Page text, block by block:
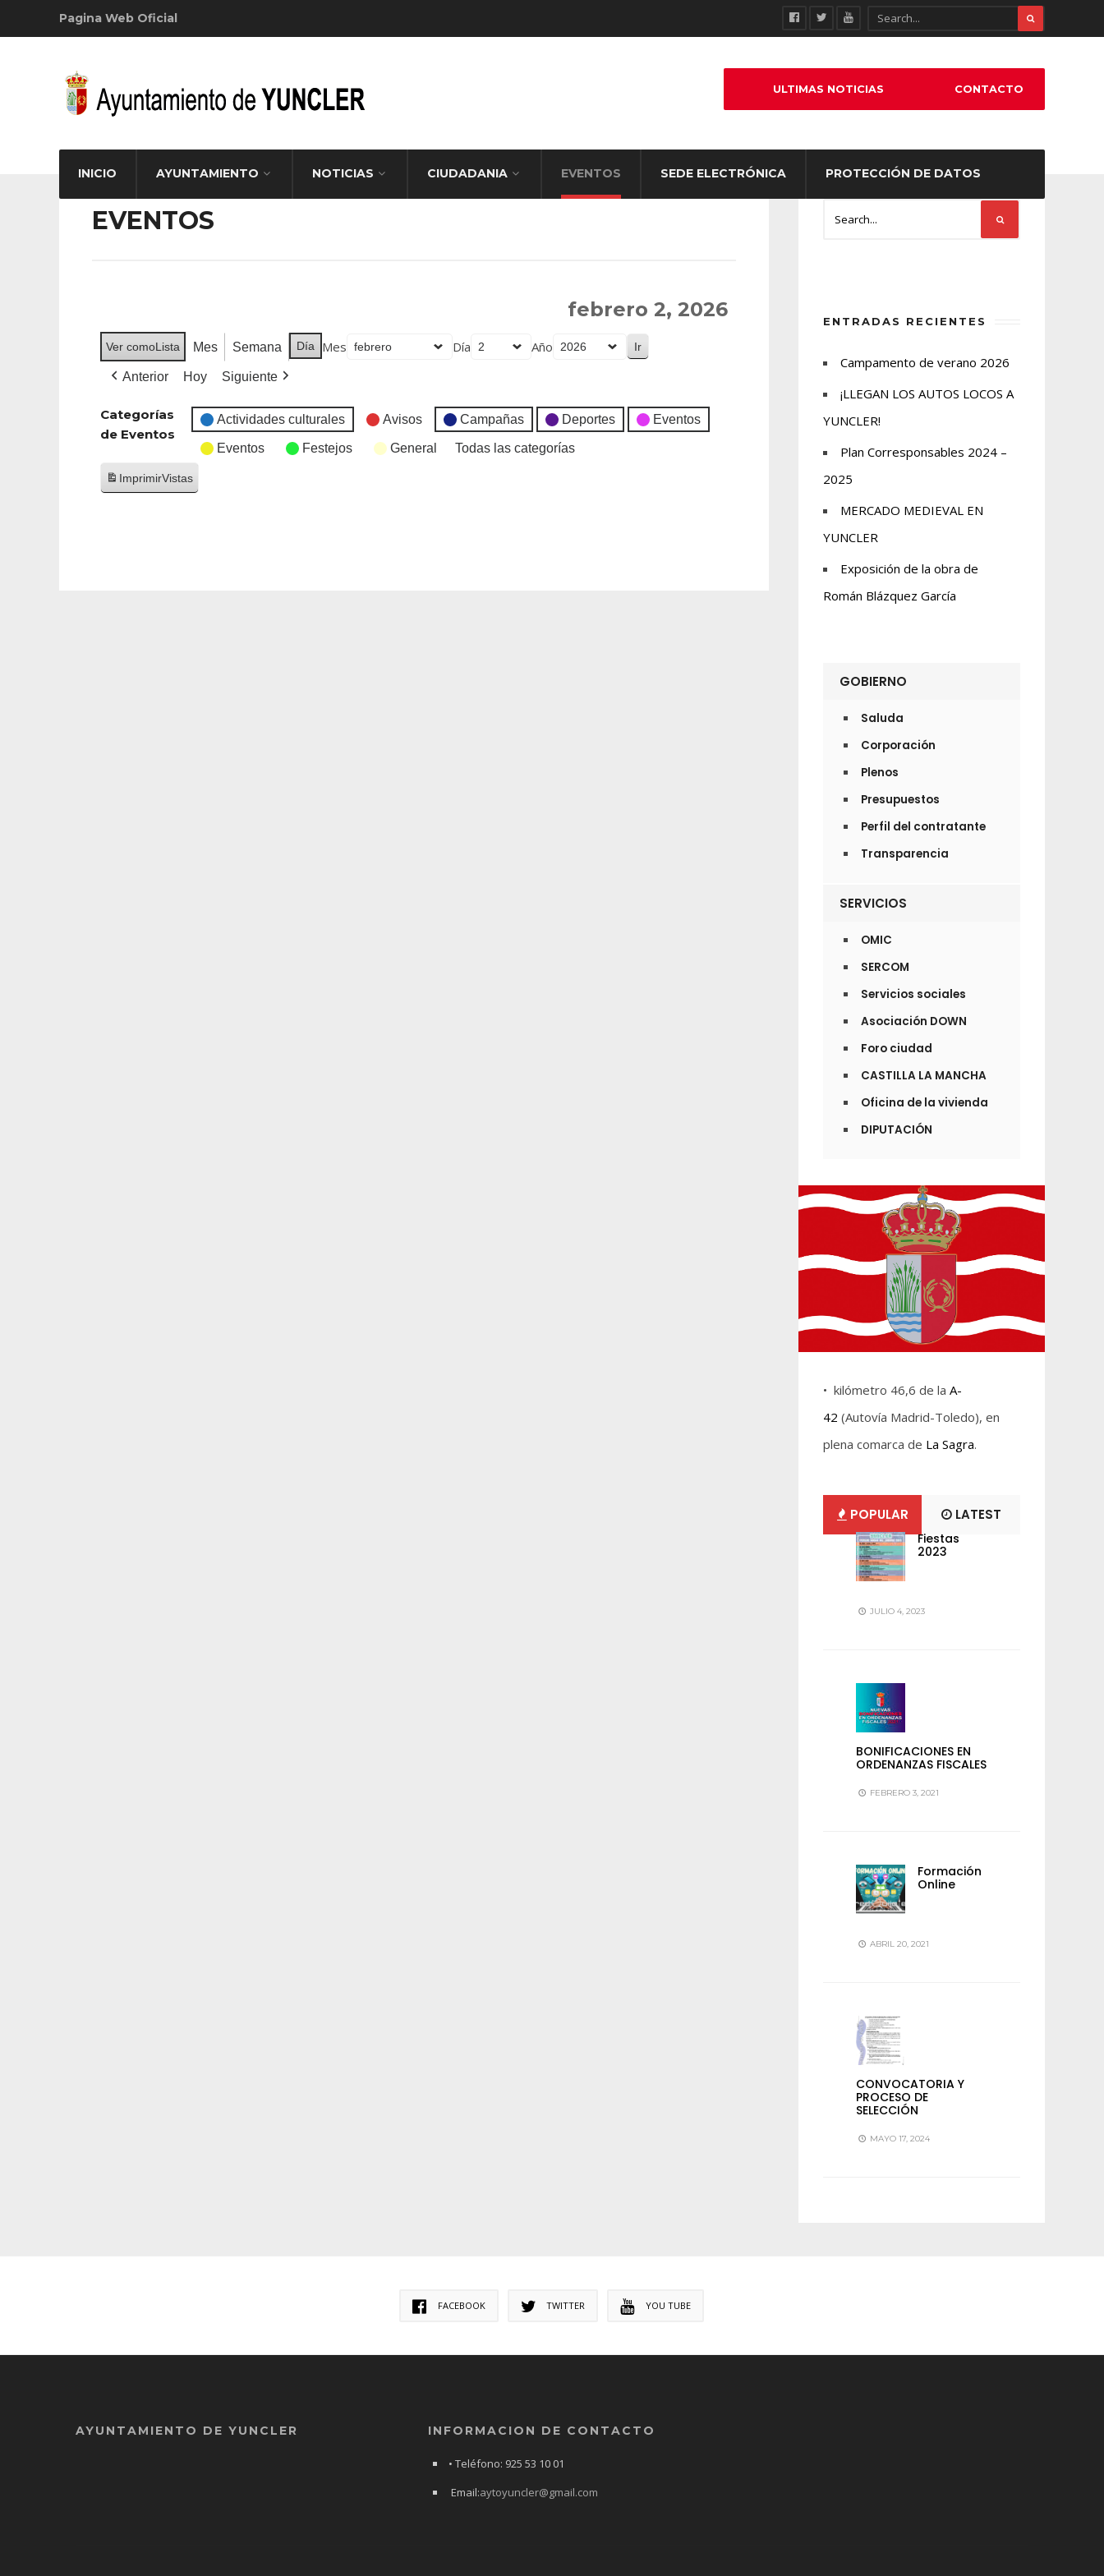
Pagina Web Oficial
INICIO AYUNTAMIENTO NOTICIAS CIUDADANIA EVENTOS SEDE ELECTRÓNICA PROTECCIÓN DE DATOS
ULTIMAS NOTICIAS CONTACTO
EVENTOS
febrero 2, 2026
Ver comoLista Mes Semana Día Mes Día Año
Anterior Hoy Siguiente
Categorías
de Eventos
Actividades culturales Avisos Campañas Deportes Eventos
Eventos Festejos General Todas las categorías
ImprimirVistas
ENTRADAS RECIENTES
Campamento de verano 2026
¡LLEGAN LOS AUTOS LOCOS A
YUNCLER!
Plan Corresponsables 2024 –
2025
MERCADO MEDIEVAL EN
YUNCLER
Exposición de la obra de
Román Blázquez García
GOBIERNO
Saluda
Corporación
Plenos
Presupuestos
Perfil del contratante
Transparencia
SERVICIOS
OMIC
SERCOM
Servicios sociales
Asociación DOWN
Foro ciudad
CASTILLA LA MANCHA
Oficina de la vivienda
DIPUTACIÓN
• kilómetro 46,6 de la A-
42 (Autovía Madrid-Toledo), en
plena comarca de La Sagra.
POPULAR LATEST
Fiestas
2023
JULIO 4, 2023
BONIFICACIONES EN
ORDENANZAS FISCALES
FEBRERO 3, 2021
Formación
Online
ABRIL 20, 2021
CONVOCATORIA Y
PROCESO DE
SELECCIÓN
MAYO 17, 2024
FACEBOOK TWITTER YOU TUBE
AYUNTAMIENTO DE YUNCLER INFORMACION DE CONTACTO
• Teléfono: 925 53 10 01
Email:aytoyuncler@gmail.com